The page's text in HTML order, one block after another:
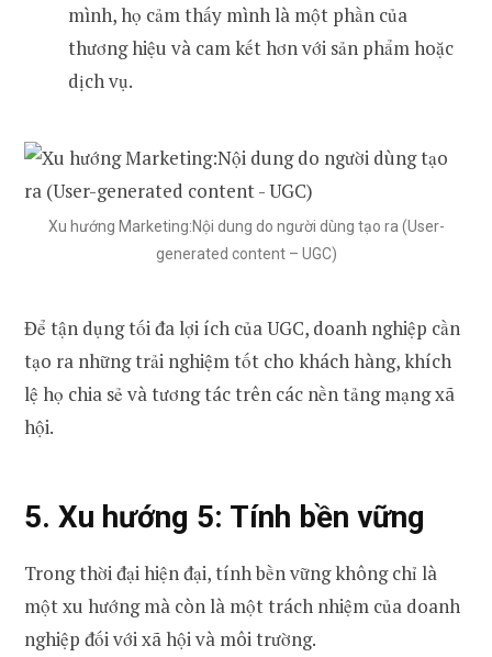
mình, họ cảm thấy mình là một phần của
thương hiệu và cam kết hơn với sản phẩm hoặc
dịch vụ.
Xu hướng Marketing:Nội dung do người dùng tạo ra (User-
generated content – UGC)
Để tận dụng tối đa lợi ích của UGC, doanh nghiệp cần
tạo ra những trải nghiệm tốt cho khách hàng, khích
lệ họ chia sẻ và tương tác trên các nền tảng mạng xã
hội.
5. Xu hướng 5: Tính bền vững
Trong thời đại hiện đại, tính bền vững không chỉ là
một xu hướng mà còn là một trách nhiệm của doanh
nghiệp đối với xã hội và môi trường.